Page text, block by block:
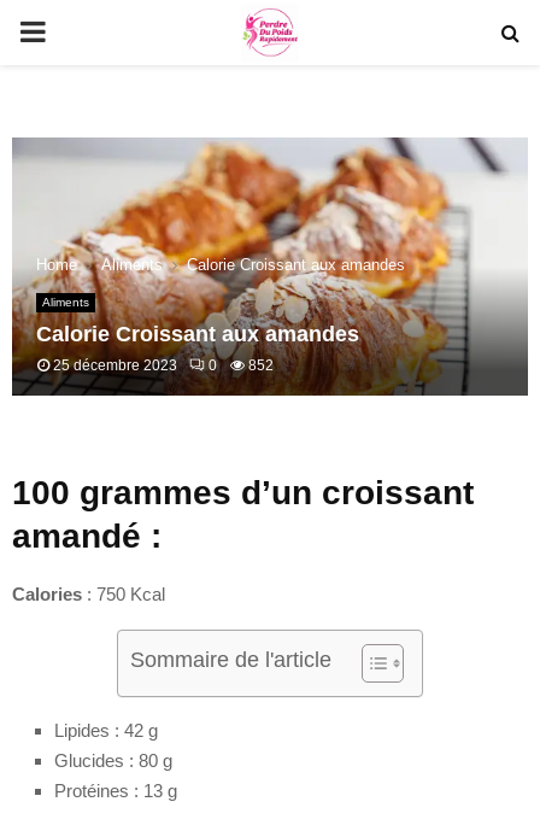
PRIMARY
Home Aliments Calorie Croissant aux amandes
Aliments
Calorie Croissant aux amandes
25 décembre 2023 0 852
100 grammes d’un croissant
amandé :
Calories : 750 Kcal
Sommaire de l'article
Lipides : 42 g
Glucides : 80 g
Protéines : 13 g